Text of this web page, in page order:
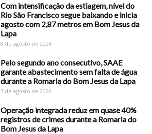
Com intensificação da estiagem, nível do
Rio São Francisco segue baixando e inicia
agosto com 2,87 metros em Bom Jesus da
Lapa
8 de agosto de 2026
Pelo segundo ano consecutivo, SAAE
garante abastecimento sem falta de água
durante a Romaria do Bom Jesus da Lapa
7 de agosto de 2026
Operação integrada reduz em quase 40%
registros de crimes durante a Romaria do
Bom Jesus da Lapa